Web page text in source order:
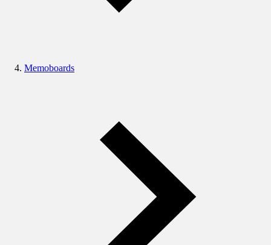
Memoboards